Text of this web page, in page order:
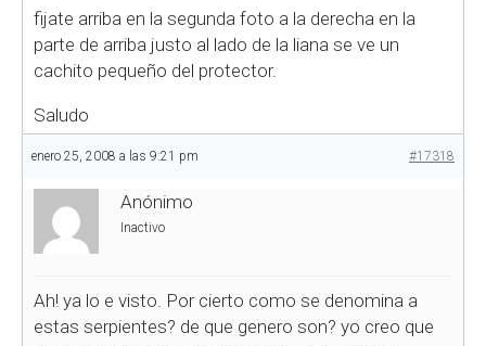
fijate arriba en la segunda foto a la derecha en la
parte de arriba justo al lado de la liana se ve un
cachito pequeño del protector.
Saludo
enero 25, 2008 a las 9:21 pm #17318
Anónimo
Inactivo
Ah! ya lo e visto. Por cierto como se denomina a
estas serpientes? de que genero son? yo creo que